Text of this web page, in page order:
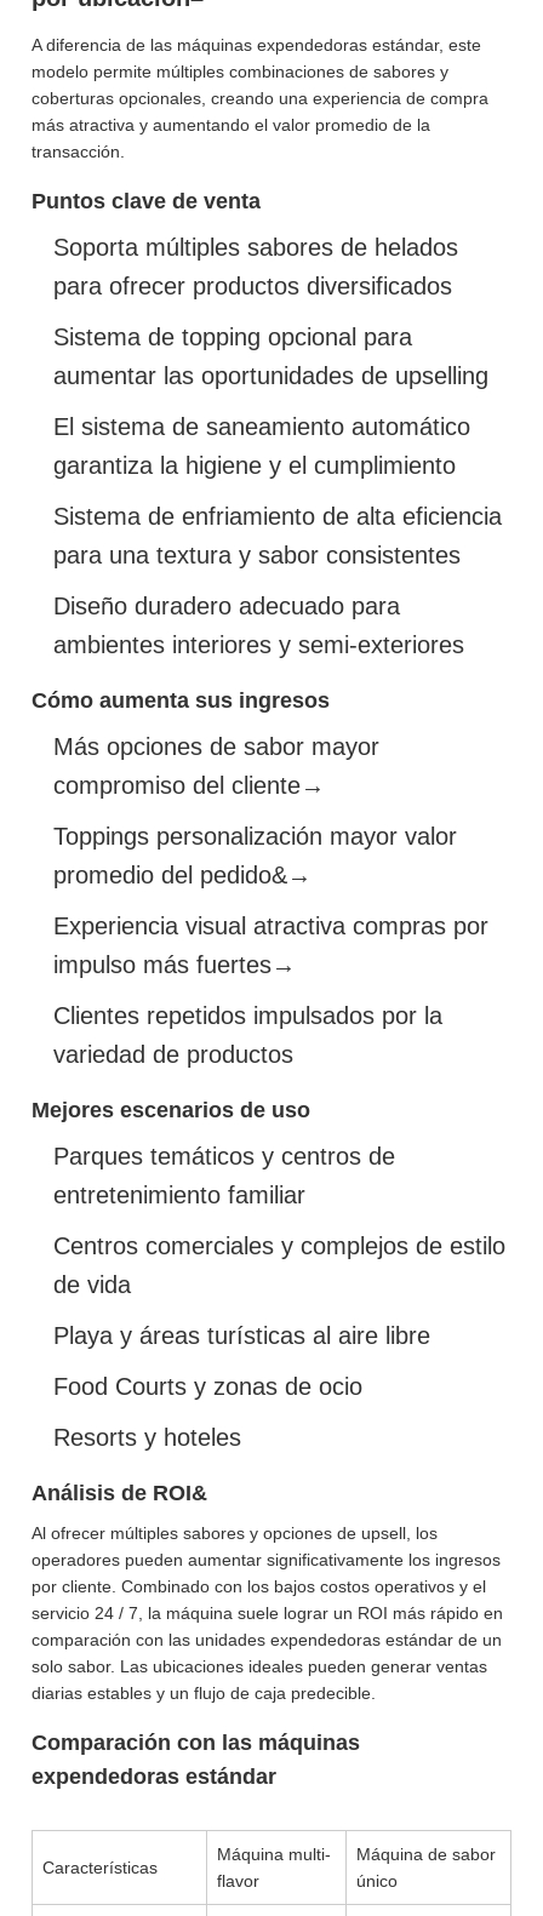
A diferencia de las máquinas expendedoras estándar, este
modelo permite múltiples combinaciones de sabores y
coberturas opcionales, creando una experiencia de compra
más atractiva y aumentando el valor promedio de la
transacción.
Puntos clave de venta
Soporta múltiples sabores de helados
para ofrecer productos diversificados
Sistema de topping opcional para
aumentar las oportunidades de upselling
El sistema de saneamiento automático
garantiza la higiene y el cumplimiento
Sistema de enfriamiento de alta eficiencia
para una textura y sabor consistentes
Diseño duradero adecuado para
ambientes interiores y semi-exteriores
Cómo aumenta sus ingresos
Más opciones de sabor mayor
compromiso del cliente→
Toppings personalización mayor valor
promedio del pedido&→
Experiencia visual atractiva compras por
impulso más fuertes→
Clientes repetidos impulsados por la
variedad de productos
Mejores escenarios de uso
Parques temáticos y centros de
entretenimiento familiar
Centros comerciales y complejos de estilo
de vida
Playa y áreas turísticas al aire libre
Food Courts y zonas de ocio
Resorts y hoteles
Análisis de ROI&
Al ofrecer múltiples sabores y opciones de upsell, los
operadores pueden aumentar significativamente los ingresos
por cliente. Combinado con los bajos costos operativos y el
servicio 24 / 7, la máquina suele lograr un ROI más rápido en
comparación con las unidades expendedoras estándar de un
solo sabor. Las ubicaciones ideales pueden generar ventas
diarias estables y un flujo de caja predecible.
Comparación con las máquinas
expendedoras estándar
Características
Máquina multi-
flavor
Máquina de sabor
único